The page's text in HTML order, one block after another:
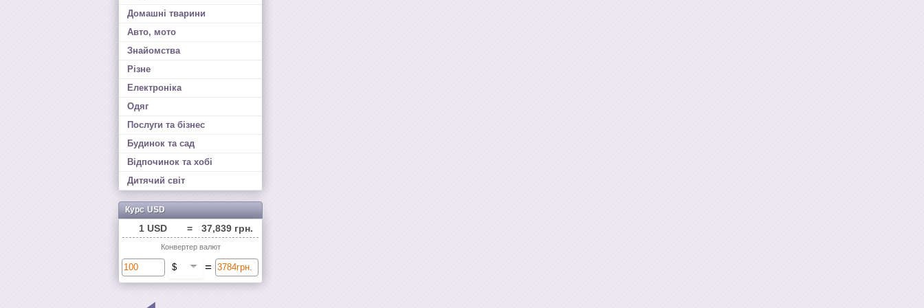
Домашні тварини
Авто, мото
Знайомства
Різне
Електроніка
Одяг
Послуги та бізнес
Будинок та сад
Відпочинок та хобі
Дитячий світ
Курс USD
1 USD = 37,839 грн.
Конвертер валют
=